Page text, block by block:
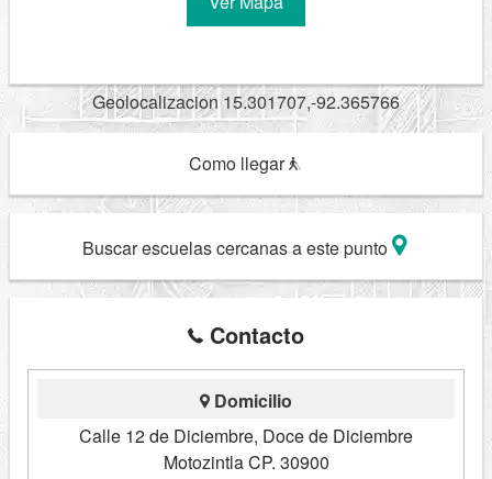
Geolocalizacion 15.301707,-92.365766
Como llegar
Buscar escuelas cercanas a este punto
Contacto
Domicilio
Calle 12 de Diciembre, Doce de Diciembre
Motozintla CP. 30900